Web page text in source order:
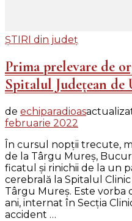
ȘTIRI din județ
Prima prelevare de
Spitalul Județean de
de echiparadioas
februarie 2022
În cursul nopţii trecute,
de la Târgu Mureş,
ficatul şi rinichii de la un
cerebrală la Spitalul
Târgu Mureş. Este vorba
ani, internat în Secţia
accident …